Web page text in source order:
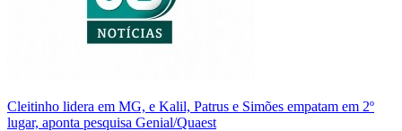
Cleitinho lidera em MG, e Kalil, Patrus e Simões empatam em 2º
lugar, aponta pesquisa Genial/Quaest